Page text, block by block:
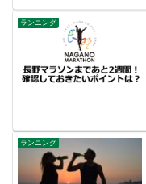
ランニング
ランニング